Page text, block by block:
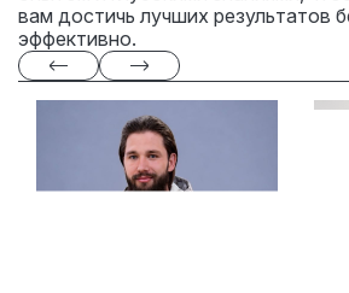
Подготовка ГТО (Стаж: 3 лет)
Тренировки по боксу (любой
лет)
Помощь в плавном и
жизнь правильного питания и
сбалансированного рациона
Индивидуальный, безопасный
план тренировок для любой
вам достичь лучших результатов
эффективно.